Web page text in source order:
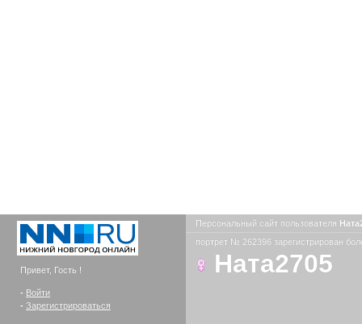
Привет, Гость !
- Войти
- Зарегистрироваться
Персональный сайт пользователя
портрет № 262396 зарегистрирован
Ната2705